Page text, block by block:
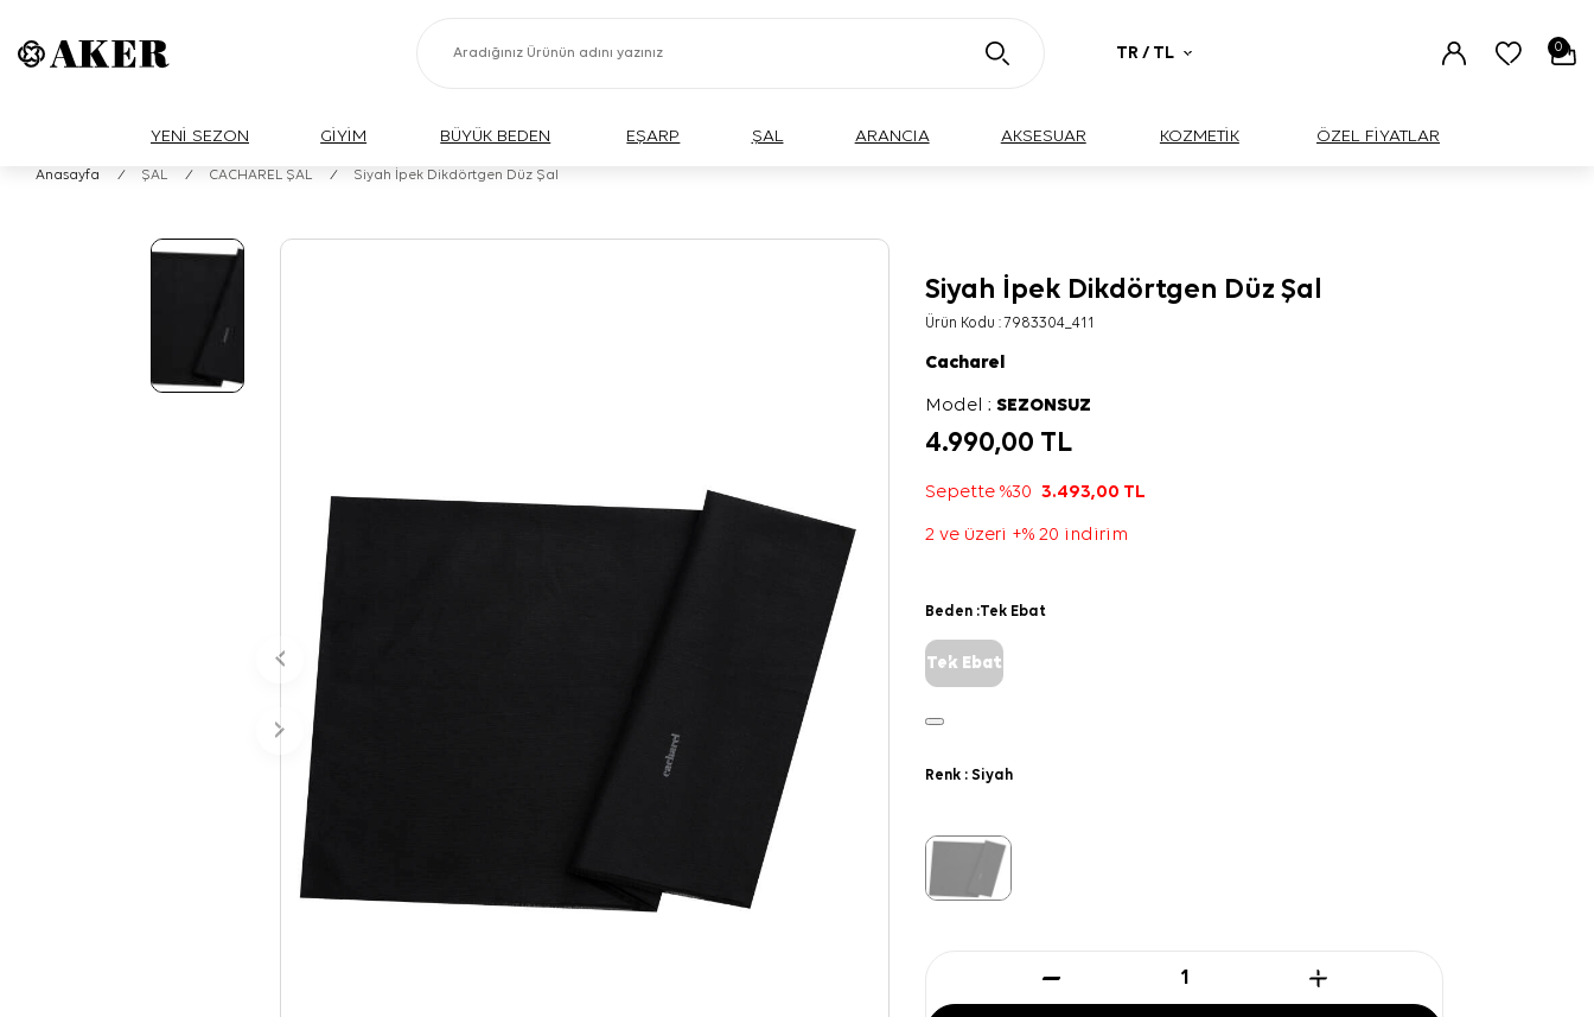
TR / TL 0
YENİ SEZON GİYİM BÜYÜK BEDEN EŞARP ŞAL ARANCIA AKSESUAR KOZMETİK ÖZEL FİYATLAR
Anasayfa / ŞAL / CACHAREL ŞAL / Siyah İpek Dikdörtgen Düz Şal
Siyah İpek Dikdörtgen Düz Şal
Ürün Kodu :7983304_411
Cacharel
Model :SEZONSUZ
4.990,00 TL
Sepette %303.493,00 TL
2 ve üzeri +% 20 indirim
Beden :Tek Ebat
Tek Ebat
Renk :Siyah